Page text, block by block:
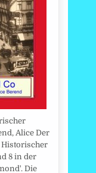
Alice Der
Historischer
8 in der
Die